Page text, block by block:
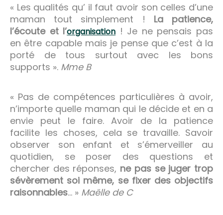
« Les qualités qu’ il faut avoir son celles d’une
maman tout simplement ! La patience,
l’écoute et l’organisation ! Je ne pensais pas
en être capable mais je pense que c’est à la
porté de tous surtout avec les bons
supports ». Mme B
« Pas de compétences particulières à avoir,
n’importe quelle maman qui le décide et en a
envie peut le faire. Avoir de la patience
facilite les choses, cela se travaille. Savoir
observer son enfant et s’émerveiller au
quotidien, se poser des questions et
chercher des réponses, ne pas se juger trop
sévèrement soi même, se fixer des objectifs
raisonnables… » Maëlle de C